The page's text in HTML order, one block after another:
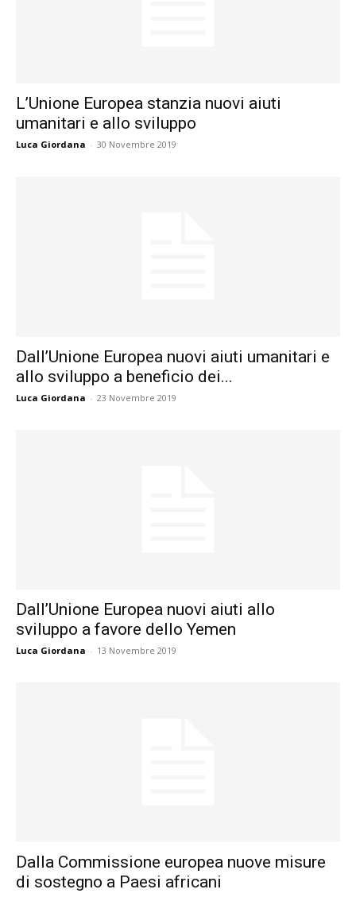
L’Unione Europea stanzia nuovi aiuti
umanitari e allo sviluppo
Luca Giordana - 30 Novembre 2019
Dall’Unione Europea nuovi aiuti umanitari e
allo sviluppo a beneficio dei...
Luca Giordana - 23 Novembre 2019
Dall’Unione Europea nuovi aiuti allo
sviluppo a favore dello Yemen
Luca Giordana - 13 Novembre 2019
Dalla Commissione europea nuove misure
di sostegno a Paesi africani